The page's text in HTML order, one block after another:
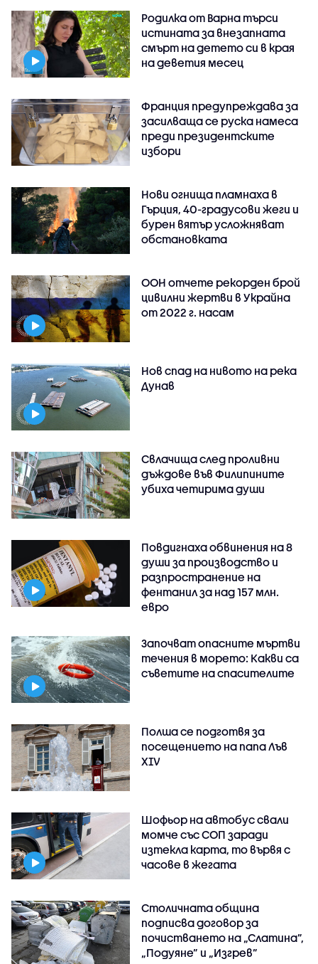
Родилка от Варна търси
истината за внезапната
смърт на детето си в края
на деветия месец
Франция предупреждава за
засилваща се руска намеса
преди президентските
избори
Нови огнища пламнаха в
Гърция, 40-градусови жеги и
бурен вятър усложняват
обстановката
ООН отчете рекорден брой
цивилни жертви в Украйна
от 2022 г. насам
Нов спад на нивото на река
Дунав
Свлачища след проливни
дъждове във Филипините
убиха четирима души
Повдигнаха обвинения на 8
души за производство и
разпространение на
фентанил за над 157 млн.
евро
Започват опасните мъртви
течения в морето: Какви са
съветите на спасителите
Полша се подготвя за
посещението на папа Лъв
XIV
Шофьор на автобус свали
момче със СОП заради
изтекла карта, то вървя с
часове в жегата
Столичната община
подписва договор за
почистването на „Слатина”,
„Подуяне” и „Изгрев”